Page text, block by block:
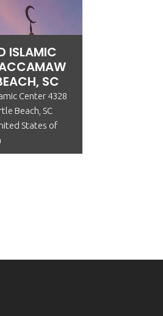
ISLAMIC
SC
Center 4328
Beach, SC
States of